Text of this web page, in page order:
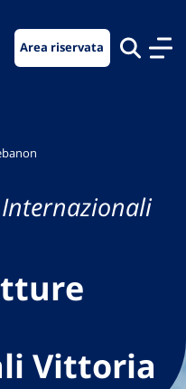
Area riservata
Vittoria